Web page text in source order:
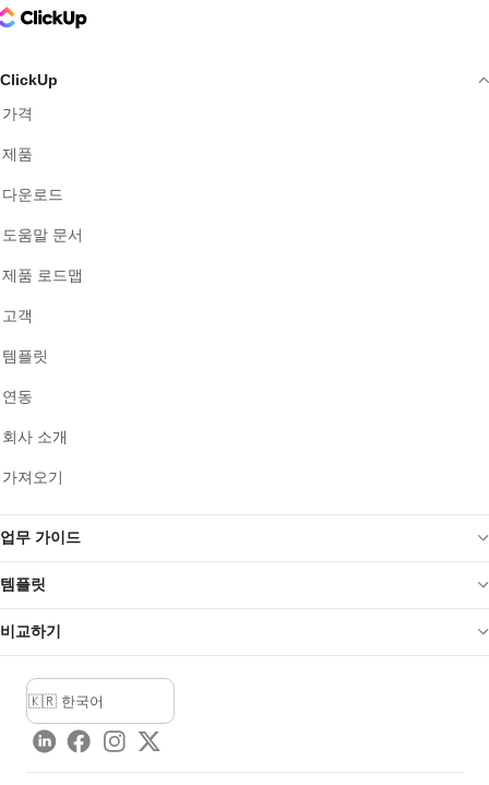
Logo
ClickUp
가격
제품
다운로드
도움말 문서
제품 로드맵
고객
템플릿
연동
회사 소개
가져오기
업무 가이드
템플릿
비교하기
LinkedInFacebook
Instagram
Twitter